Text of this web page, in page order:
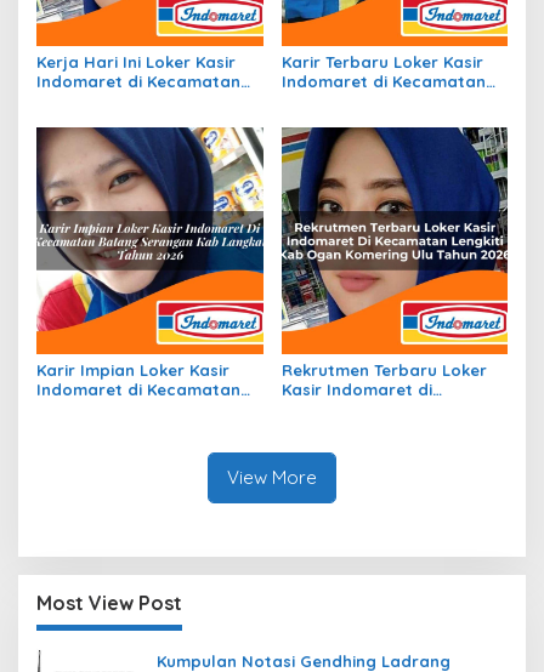
Kerja Hari Ini Loker Kasir
Indomaret di Kecamatan
Karir Terbaru Loker Kasir
Indomaret di Kecamatan
Karir Impian Loker Kasir
Indomaret di Kecamatan
Rekrutmen Terbaru Loker
Kasir Indomaret di
View More
Most View Post
Kumpulan Notasi Gendhing Ladrang